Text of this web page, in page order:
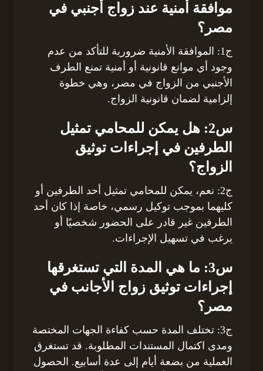
موافقة أمنية عند زواج أجنبي في
مصر؟
ج1: الموافقة الأمنية ضرورية للتأكد من عدم
وجود أي موانع قانونية أو أمنية تمنع الطرف
الأجنبي من الزواج في مصر، وهي خطوة
إلزامية لضمان قانونية الزواج.
س2: هل يمكن للمحامي تمثيل
الطرفين في إجراءات توثيق
الزواج؟
ج2: نعم، يمكن للمحامي تمثيل أحد الطرفين أو
كليهما بموجب توكيل رسمي، خاصة إذا كان أحد
الطرفين غير قادر على الحضور شخصيًا أو
يرغب في تسهيل الإجراءات.
س3: ما هي المدة التي تستغرقها
إجراءات توثيق زواج الأجانب في
مصر؟
ج3: تختلف المدة حسب كفاءة الجهات المختصة
ومدى اكتمال المستندات المطلوبة. قد تستغرق
العملية من بضعة أيام إلى عدة أسابيع. الحصول